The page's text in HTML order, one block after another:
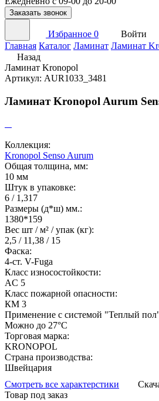
Заказать звонок
Избранное 0 Войти
Главная Каталог Ламинат Ламинат
Назад
Ламинат Kronopol
Артикул: AUR1033_3481
Ламинат Kronopol Aurum
Коллекция:
Kronopol Senso Aurum
Общая толщина, мм:
10 мм
Штук в упаковке:
6 / 1,317
Размеры (д*ш) мм.:
1380*159
Вес шт / м² / упак (кг):
2,5 / 11,38 / 15
Фаска:
4-ст. V-Fuga
Класс износостойкости:
AC 5
Класс пожарной опасности:
КМ 3
Применение с системой "Теплый
Можно до 27°С
Торговая марка:
KRONOPOL
Страна производства:
Швейцария
Смотреть все характерстики
Товар под заказ